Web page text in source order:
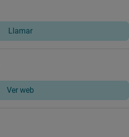
Llamar
Ver web